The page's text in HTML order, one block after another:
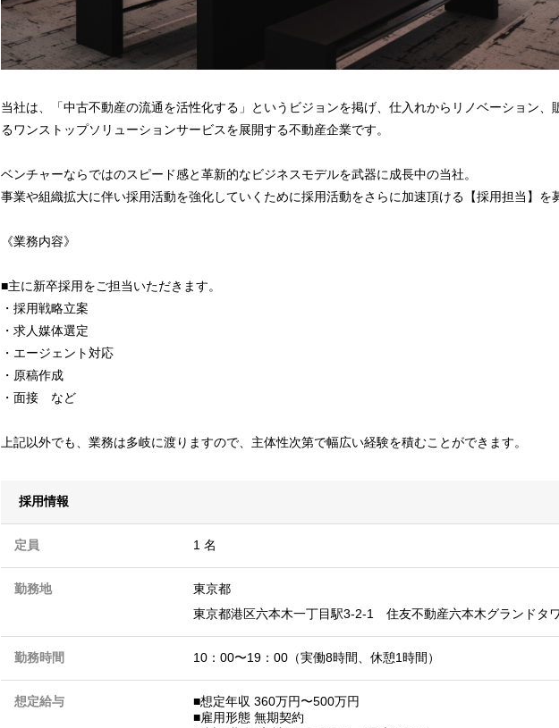
当社は、「中古不動産の流通を活性化する」というビジョンを掲げ、仕入れからリノベーション、
るワンストップソリューションサービスを展開する不動産企業です。
ベンチャーならではのスピード感と革新的なビジネスモデルを武器に成長中の当社。
事業や組織拡大に伴い採用活動を強化していくために採用活動をさらに加速頂ける【採用担当】を
《業務内容》
■主に新卒採用をご担当いただきます。
・採用戦略立案
・求人媒体選定
・エージェント対応
・原稿作成
・面接 など
上記以外でも、業務は多岐に渡りますので、主体性次第で幅広い経験を積むことができます。
採用情報
定員 1 名
勤務地
東京都
東京都港区六本木一丁目駅3-2-1 住友不動産六本木グランドタ
勤務時間 10：00〜19：00（実働8時間、休憩1時間）
想定給与
■想定年収 360万円〜500万円
■雇⽤形態 無期契約